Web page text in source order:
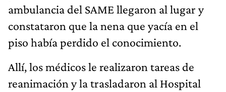
ambulancia del SAME llegaron al lugar y
constataron que la nena que yacía en el
piso había perdido el conocimiento.
Allí, los médicos le realizaron tareas de
reanimación y la trasladaron al Hospital